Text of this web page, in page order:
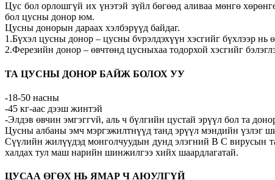
Цус бол орлошгүй их үнэтэй зүйл бөгөөд аливаа мөнгө
бол цусны донор юм.
Цусны донорын дараах хэлбэрүүд байдаг.
1.Бүхэл цусны донор – цусны бvрэлдэхүүн хэсгийг бүхлээр нь
2.Ферезийн донор – өвчтөнд цусныхаа тодорхой хэсгийг
ТА ЦУСНЫ ДОНОР БАЙЖ БОЛОХ УУ
-18-50 насны
-45 кг-аас дээш жинтэй
-Элдэв өвчин эмгэггvй, аль ч бүлгийн цустай эрүүл бол та
Цусны албаны эмч мэргэжилтнүүд танд эрүүл мэндийн үзлэг
Сүүлийн жилүүдэд монголчуудын дунд элэгний В С вирусын
халдах тул маш нарийн шинжилгээ хийх шаардлагатай.
ЦУСАА ӨГӨХ НЬ ЯМАР Ч АЮУЛГҮЙ